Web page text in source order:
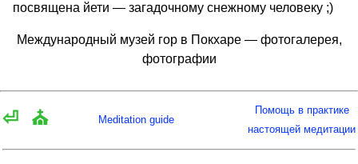
посвящена йети — загадочному снежному человеку ;)
Международный музей гор в Покхаре — фотогалерея,
фотографии
⏎ ⛪ Meditation guide
Помощь в практике
настоящей медитации